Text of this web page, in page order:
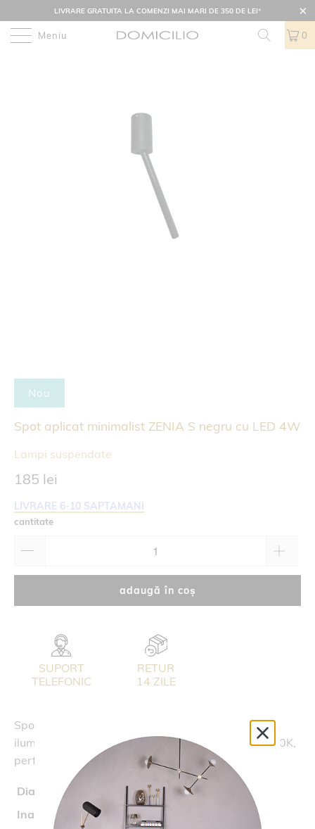
LIVRARE GRATUITA LA COMENZI MAI MARI DE 350 DE LEI*
Meniu 0
Nou
Spot aplicat minimalist ZENIA S negru cu LED 4W
Lampi suspendate
185 lei
LIVRARE 6-10 SAPTAMANI
cantitate
adaugă în coș
SUPORT
TELEFONIC
RETUR
14 ZILE
Spotul
negru 4W, solutia ideala pentru
iluminat elegant. Design minimalist, lumina de 3000K,
perfect pentru orice decor contemporan.
Diametru capac (cm) 5
Inaltime corp (cm)
8,5